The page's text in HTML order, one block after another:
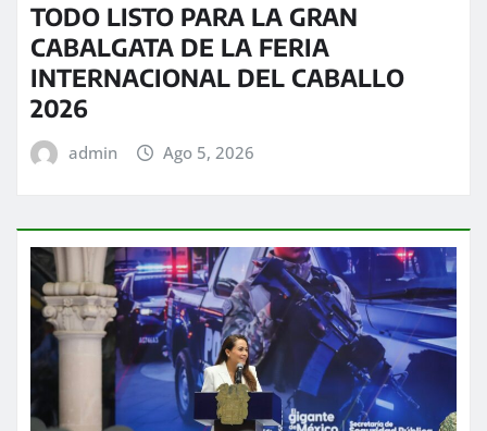
TODO LISTO PARA LA GRAN
CABALGATA DE LA FERIA
INTERNACIONAL DEL CABALLO
2026
admin Ago 5, 2026